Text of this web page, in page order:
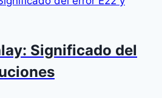
Significado del